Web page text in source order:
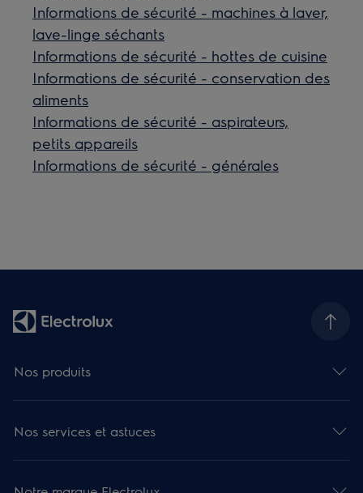
Informations de sécurité - machines à laver,
lave-linge séchants
Informations de sécurité - hottes de cuisine
Informations de sécurité - conservation des
aliments
Informations de sécurité - aspirateurs,
petits appareils
Informations de sécurité - générales
Nos produits
Nos services et astuces